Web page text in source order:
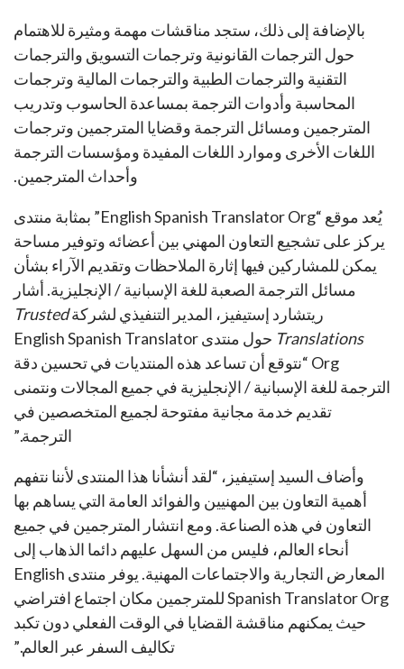
بالإضافة إلى ذلك، ستجد مناقشات مهمة ومثيرة للاهتمام
حول الترجمات القانونية وترجمات التسويق والترجمات
التقنية والترجمات الطبية والترجمات المالية وترجمات
المحاسبة وأدوات الترجمة بمساعدة الحاسوب وتدريب
المترجمين ومسائل الترجمة وقضايا المترجمين وترجمات
اللغات الأخرى وموارد اللغات المفيدة ومؤسسات الترجمة
وأحداث المترجمين.
يُعد موقع “English Spanish Translator Org” بمثابة منتدى
يركز على تشجيع التعاون المهني بين أعضائه وتوفير مساحة
يمكن للمشاركين فيها إثارة الملاحظات وتقديم الآراء بشأن
مسائل الترجمة الصعبة للغة الإسبانية / الإنجليزية. أشار
ريتشارد إستيفيز، المدير التنفيذي لشركةTrusted
Translations
حول منتدى English Spanish Translator
Org “نتوقع أن تساعد هذه المنتديات في تحسين دقة
الترجمة للغة الإسبانية / الإنجليزية في جميع المجالات ونتمنى
تقديم خدمة مجانية مفتوحة لجميع المتخصصين في
الترجمة.”
وأضاف السيد إستيفيز، “لقد أنشأنا هذا المنتدى لأننا نتفهم
أهمية التعاون بين المهنيين والفوائد العامة التي يساهم بها
التعاون في هذه الصناعة. ومع انتشار المترجمين في جميع
أنحاء العالم، فليس من السهل عليهم دائما الذهاب إلى
المعارض التجارية والاجتماعات المهنية. يوفر منتدى English
Spanish Translator Org للمترجمين مكان اجتماع افتراضي
حيث يمكنهم مناقشة القضايا في الوقت الفعلي دون تكبد
تكاليف السفر عبر العالم.”